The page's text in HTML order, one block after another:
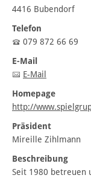
4416 Bubendorf
Telefon
079 872 66 69
E-Mail
E-Mail
Homepage
http://
Präsident
Mireille Zihlmann
Beschreibung
Seit 1980 betreuen